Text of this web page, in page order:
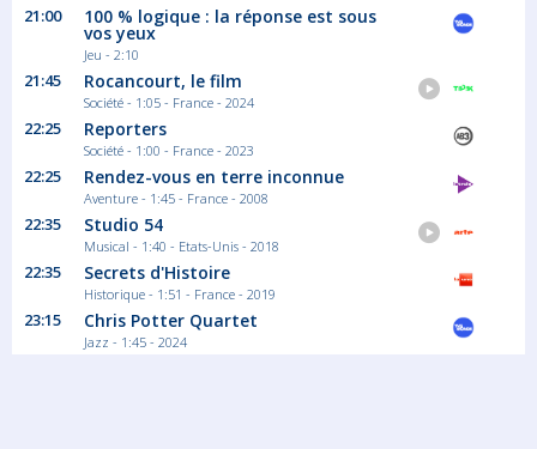
21:00 100 % logique : la réponse est sous
vos yeux
Jeu - 2:10
21:45 Rocancourt, le film
Société - 1:05 - France - 2024
22:25 Reporters
Société - 1:00 - France - 2023
22:25 Rendez-vous en terre inconnue
Aventure - 1:45 - France - 2008
22:35 Studio 54
Musical - 1:40 - Etats-Unis - 2018
22:35 Secrets d'Histoire
Historique - 1:51 - France - 2019
23:15 Chris Potter Quartet
Jazz - 1:45 - 2024